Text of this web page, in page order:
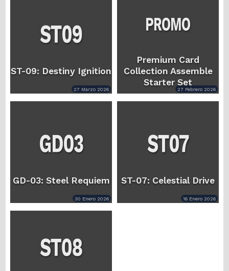
ST-09: Destiny Ignition
27 Marzo 2026
Premium Card
Collection Assemble
Starter Set
27 Febrero 2026
GD-03: Steel Requiem
30 Enero 2026
ST-07: Celestial Drive
16 Enero 2026